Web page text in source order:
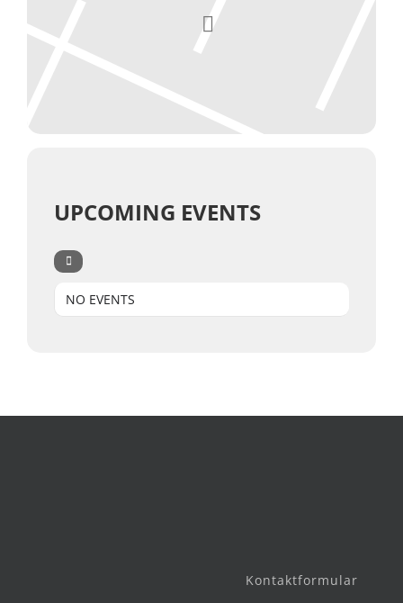
UPCOMING EVENTS
NO EVENTS
Kontaktformular